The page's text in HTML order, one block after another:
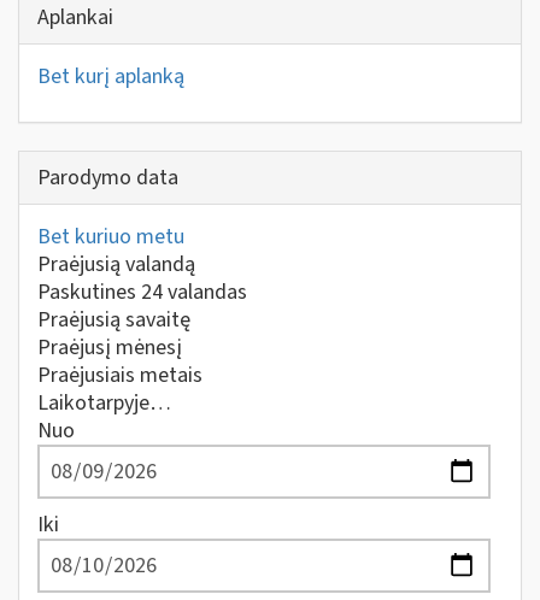
Aplankai
Bet kurį aplanką
Parodymo data
Bet kuriuo metu
Praėjusią valandą
Paskutines 24 valandas
Praėjusią savaitę
Praėjusį mėnesį
Praėjusiais metais
Laikotarpyje…
Nuo
Iki